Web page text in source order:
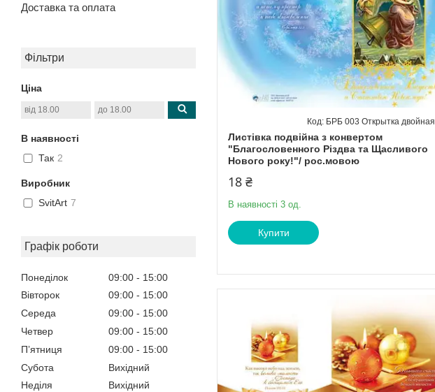
Доставка та оплата
Фільтри
Ціна
В наявності
Так 2
Виробник
SvitArt 7
Графік роботи
Понеділок 09:00
15:00
Вівторок
09:00
15:00
Середа
09:00
15:00
Четвер
09:00
15:00
Пʼятниця
09:00
15:00
Субота
Вихідний
Неділя
Вихідний
Листівка подвійна з конвертом
"Благословенного Різдва та Щасливого
Нового року!"/ рос.мовою
БРБ 003 Открытка двойная
18 ₴
В наявності 3 од.
Купити